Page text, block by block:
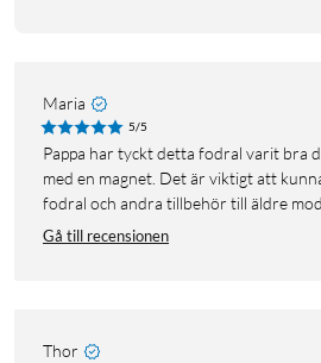
Maria
5/5
pappa har tyckt detta fodral varit bra då det säkert håller ihop
med en magnet. Det är viktigt att
fodral och andra tillbehör till äldre
Gå till recensionen
Thor